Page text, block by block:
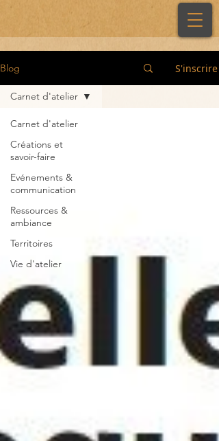
Blog S'inscrire
Carnet d'atelier
Créations et
savoir-faire
Evénements &
communication
Ressources &
ambiance
Territoires
Vie d'atelier
Carnet d'atelier